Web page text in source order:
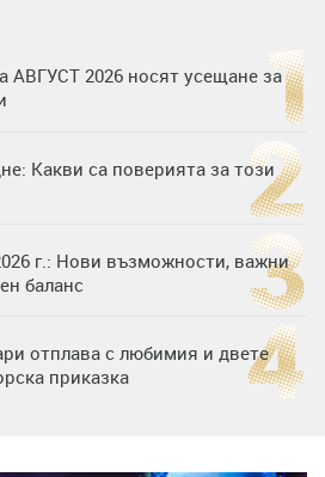
АВГУСТ 2026 носят усещане за
Какви са поверията за този
г.: Нови възможности, важни
баланс
отплава с любимия и двете
приказка
с песен